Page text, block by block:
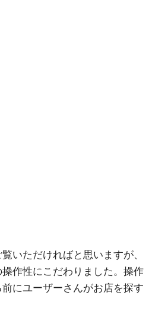
いただければと思いますが、
作性にこだわりました。操作
にユーザーさんがお店を探す